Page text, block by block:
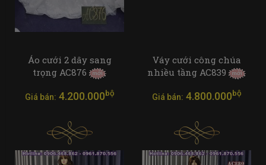
Áo cưới 2 dây sang
trọng AC876
Giá bán: 4.200.000bộ
Váy cưới công chúa
nhiều tầng AC839
Giá bán: 4.800.000bộ